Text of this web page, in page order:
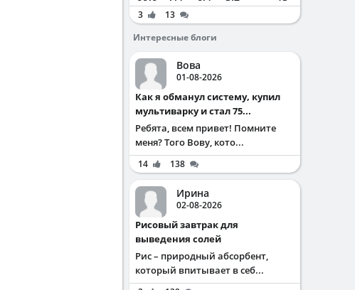
3
13
Интересные блоги
Вова
01-08-2026
Как я обманул систему, купил
мультиварку и стал 75...
Ребята, всем привет! Помните
меня? Того Вову, кото...
14 138
Ирина
02-08-2026
Рисовый завтрак для
выведения солей
Рис – природный абсорбент,
который впитывает в себ...